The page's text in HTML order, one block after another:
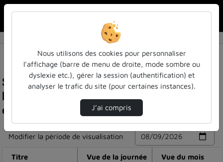
Statistiques de visualisation de la vidéo
Nouveau service des bu : l’adaptation de livres
et d’articles
Modifier la période de visualisation
Titre Vue de la journée Vue du mois
Nous utilisons des cookies pour personnaliser
l’affichage (barre de menu de droite, mode sombre ou
dyslexie etc.), gérer la session (authentification) et
analyser le trafic du site (pour certaines instances).
J’ai compris